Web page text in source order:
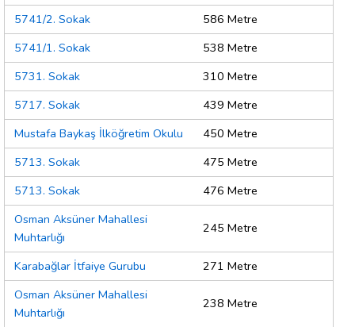
5741/2. Sokak
586 Metre
5741/1. Sokak
538 Metre
5731. Sokak
310 Metre
5717. Sokak
439 Metre
Mustafa Baykaş İlköğretim Okulu
450 Metre
5713. Sokak
475 Metre
5713. Sokak
476 Metre
Osman Aksüner Mahallesi
Muhtarlığı
245 Metre
Karabağlar İtfaiye Gurubu
271 Metre
Osman Aksüner Mahallesi
Muhtarlığı
238 Metre